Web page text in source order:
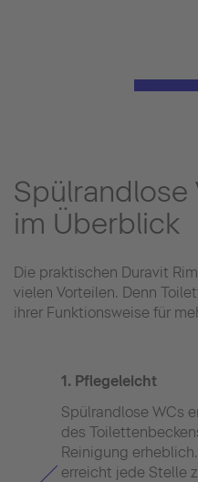
Spülrandlose
im Überblick
Die praktischen Duravit
vielen Vorteilen. Denn
ihrer Funktionsweise für
1. Pflegeleicht
Spülrandlose WCs
des
Reinigung
erreicht jede Stelle